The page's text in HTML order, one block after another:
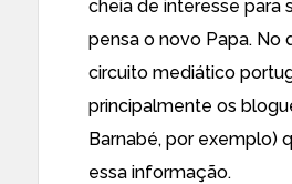
cheia de interesse para
pensa o novo Papa. No
circuito mediático
principalmente os
Barnabé, por exemplo)
essa informação.